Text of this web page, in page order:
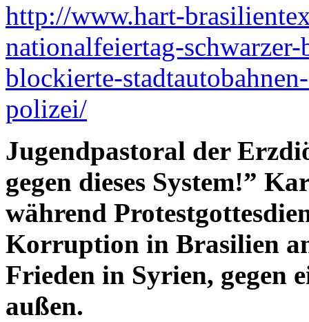
http://www.hart-
nationalfeiertag-
blockierte-
polizei/
Jugendpastoral der
gegen dieses System!”
während
Korruption in Brasilien
Frieden in Syrien, gegen
außen.